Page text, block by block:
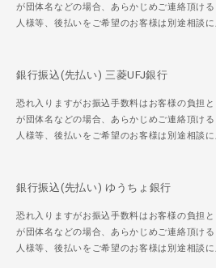
が団体名などの場合、あらかじめご連絡頂け
人様等、後払いをご希望のお客様は別途相談
銀行振込(先払い) 三菱UFJ銀行
恐れ入りますがお振込手数料はお客様の負担
が団体名などの場合、あらかじめご連絡頂け
人様等、後払いをご希望のお客様は別途相談
銀行振込(先払い) ゆうちょ銀行
恐れ入りますがお振込手数料はお客様の負担
が団体名などの場合、あらかじめご連絡頂け
人様等、後払いをご希望のお客様は別途相談